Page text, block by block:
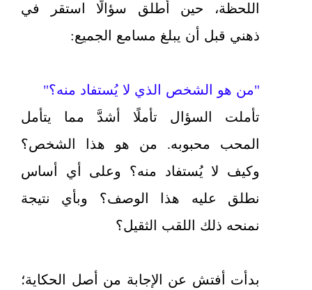
اللحظة، حين أطلق سؤالًا استقر في
ذهني قبل أن يبلغ مسامع الجميع:
"من هو الشخص الذي لا يُستفاد منه؟"
تأملت السؤال تأملًا أشدَّ مما يتأمل
المحب محبوبه. من هو هذا الشخص؟
وكيف لا يُستفاد منه؟ وعلى أي أساس
نطلق عليه هذا الوصف؟ وبأي نتيجة
نمنحه ذلك اللقب الثقيل؟
بدأت أفتش عن الإجابة من أصل الحكاية؛